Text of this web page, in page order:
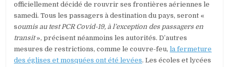
officiellement décidé de rouvrir ses frontières aériennes le
samedi. Tous les passagers à destination du pays, seront «
soumis au test PCR Covid-19, à l’exception des passagers en
transit», précisent néanmoins les autorités. D’autres
mesures de restrictions, comme le couvre-feu,la fermeture
des églises et mosquées ont été levées. Les écoles et lycées